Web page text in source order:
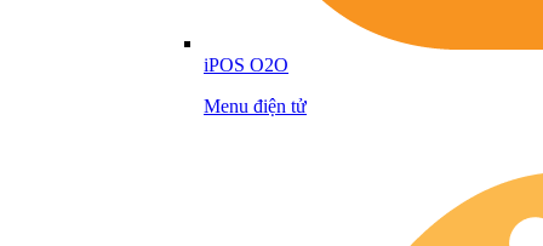
iPOS O2O
Menu điện tử